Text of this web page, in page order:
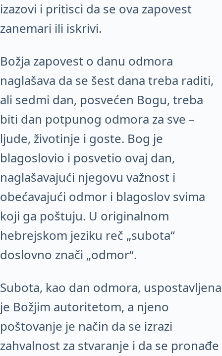
izazovi i pritisci da se ova zapovest
zanemari ili iskrivi.
Božja zapovest o danu odmora
naglašava da se šest dana treba raditi,
ali sedmi dan, posvećen Bogu, treba
biti dan potpunog odmora za sve –
ljude, životinje i goste. Bog je
blagoslovio i posvetio ovaj dan,
naglašavajući njegovu važnost i
obećavajući odmor i blagoslov svima
koji ga poštuju. U originalnom
hebrejskom jeziku reč „subota“
doslovno znači „odmor“.
Subota, kao dan odmora, uspostavljena
je Božjim autoritetom, a njeno
poštovanje je način da se izrazi
zahvalnost za stvaranje i da se pronađe